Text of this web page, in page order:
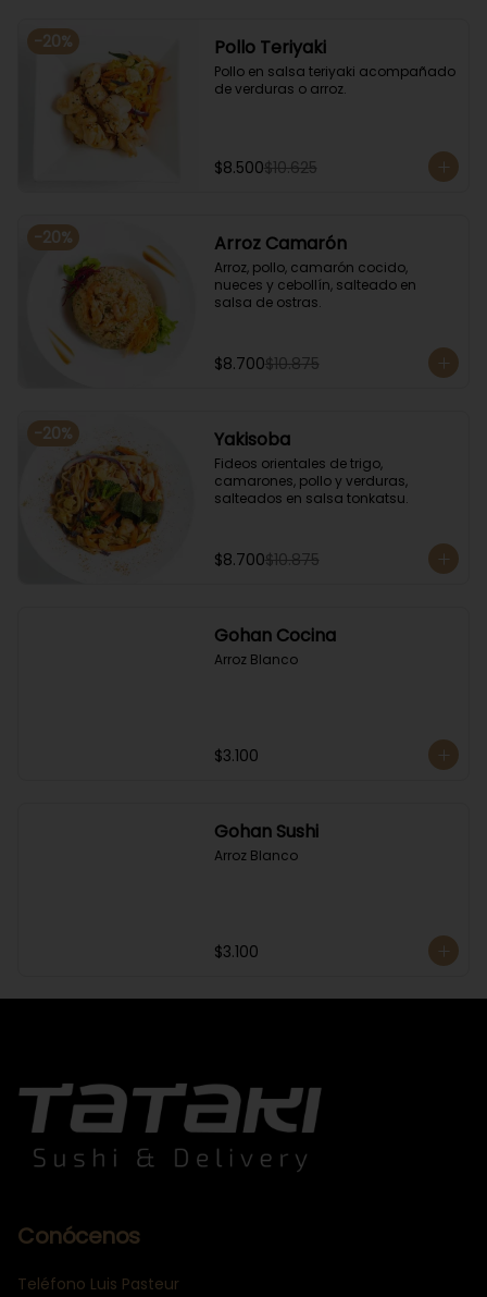
-20% Pollo Teriyaki
Pollo en salsa teriyaki acompañado
de verduras o arroz.
$8.500$10.625
-20% Arroz Camarón
Arroz, pollo, camarón cocido,
nueces y cebollín, salteado en
salsa de ostras.
$8.700$10.875
-20% Yakisoba
Fideos orientales de trigo,
camarones, pollo y verduras,
salteados en salsa tonkatsu.
$8.700$10.875
Gohan Cocina
Arroz Blanco
$3.100
Gohan Sushi
Arroz Blanco
$3.100
Conócenos
Teléfono Luis Pasteur